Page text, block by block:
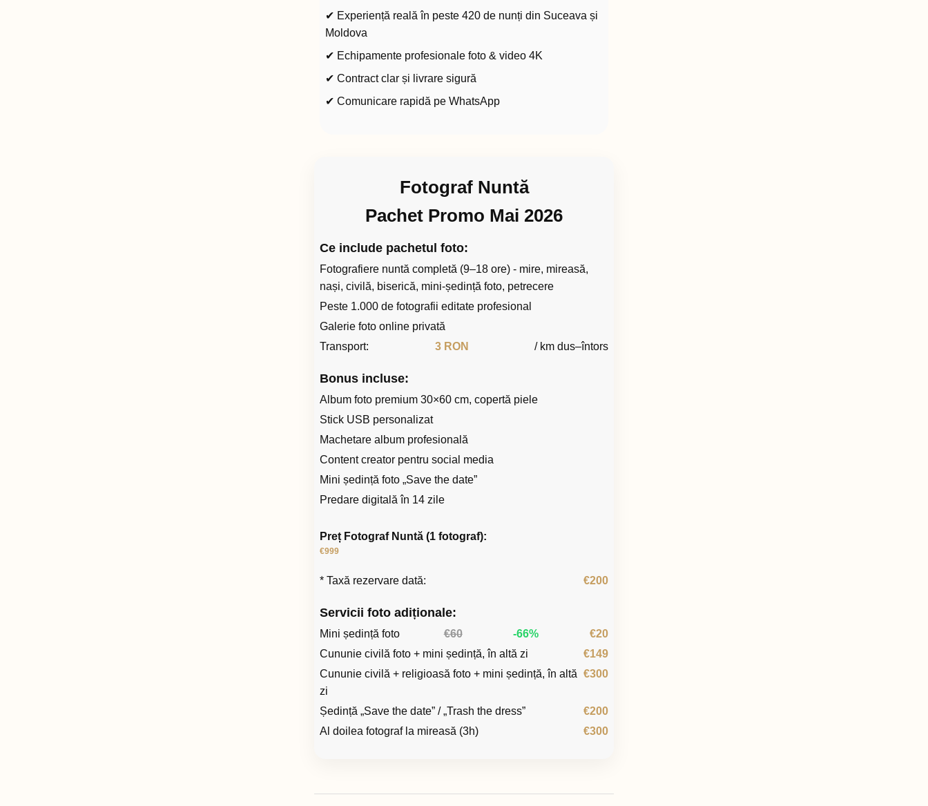
✔ Experiență reală în peste 420 de nunți din Suceava și
Moldova
✔ Echipamente profesionale foto & video 4K
✔ Contract clar și livrare sigură
✔ Comunicare rapidă pe WhatsApp
Fotograf Nuntă
Pachet Promo Mai 2026
Ce include pachetul foto:
Fotografiere nuntă completă (9–18 ore) - mire, mireasă,
nași, civilă, biserică, mini-ședință foto, petrecere
Peste 1.000 de fotografii editate profesional
Galerie foto online privată
Transport:
3 RON / km dus–întors
Bonus incluse:
Album foto premium 30×60 cm, copertă piele
Stick USB personalizat
Machetare album profesională
Content creator pentru social media
Mini ședință foto „Save the date”
Predare digitală în 14 zile
Preț Fotograf Nuntă (1 fotograf):
€999
* Taxă rezervare dată: €200
Servicii foto adiționale:
Mini ședință foto €60 -66%
€20
Cununie civilă foto + mini ședință, în altă zi
€149
Cununie civilă + religioasă foto + mini ședință, în altă
zi
€300
Ședință „Save the date” / „Trash the dress”
€200
Al doilea fotograf la mireasă (3h)
€300